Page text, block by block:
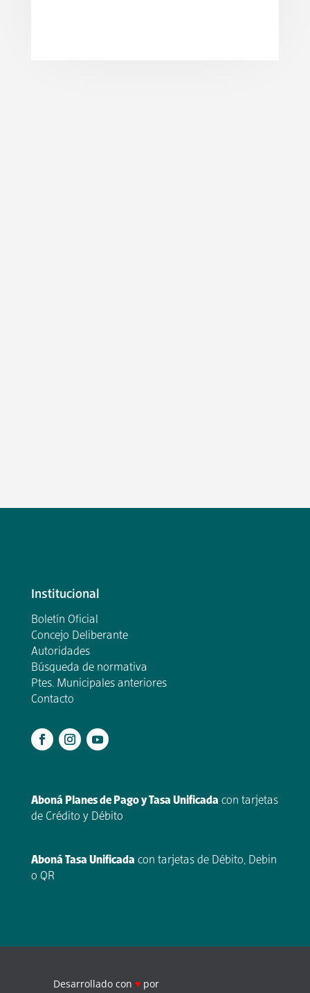
Institucional
Boletín Oficial
Concejo Deliberante
Autoridades
Búsqueda de normativa
Ptes. Municipales anteriores
Contacto
Aboná Planes de Pago y Tasa Unificada con tarjetas
de Crédito y Débito
Aboná Tasa Unificada con tarjetas de Débito, Debin
o QR
Desarrollado con ♥ por